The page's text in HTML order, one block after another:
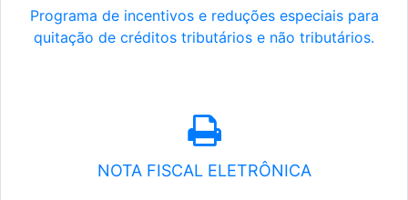
Programa de incentivos e reduções especiais para
quitação de créditos tributários e não tributários.
NOTA FISCAL ELETRÔNICA